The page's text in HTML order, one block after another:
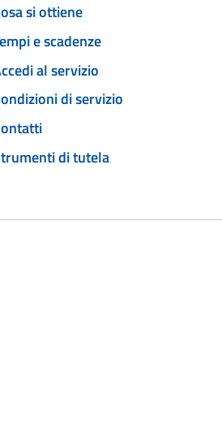
si ottiene
e scadenze
al servizio
di servizio
di tutela